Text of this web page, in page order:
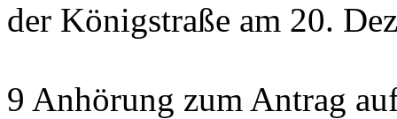
der Königstraße am 20.
9 Anhörung zum Antrag